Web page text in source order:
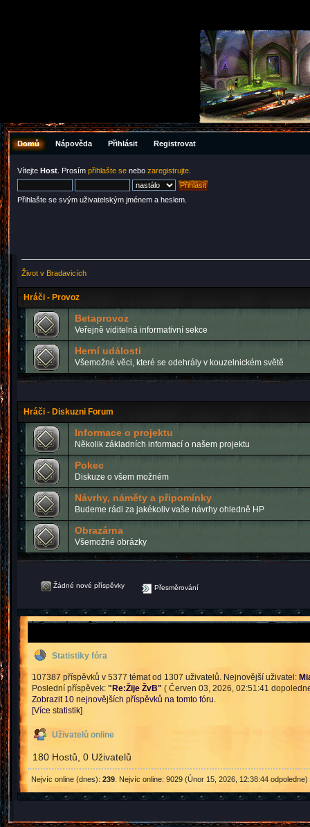
Domů Nápověda Přihlásit Registrovat
Vítejte Host . Prosím přihlašte se nebo zaregistrujte
Přihlašte se svým uživatelským jménem a heslem.
Život v Bradavicích
Hráči - Provoz
Betaprovoz
Veřejně viditelná informativní sekce
Herní události
Všemožné věci, které se odehrály v kouzelnickém světě
Hráči - Diskuzni Forum
Informace o projektu
Několik základních informací o našem projektu
Pokec
Diskuze o všem možném
Návrhy, náměty a připomínky
Budeme rádi za jakékoliv vaše návrhy ohledně HP
Obrazárna
Všemožné obrázky
Žádné nové příspěvky Přesměrování
Statistiky fóra
107387 příspěvků v 5377 témat od 1307 uživatelů. Nejnovější uživatel:
Poslední příspěvek:" Re:Žije ŽvB" ( Červen 03, 2026, 02:51:41
Zobrazit 10 nejnovějších příspěvků na tomto fóru.
[Více statistik]
Uživatelů online
180 Hostů, 0 Uživatelů
Nejvíc online (dnes):239 . Nejvíc online: 9029 (Únor 15, 2026, 12:38:44 odpoledne)